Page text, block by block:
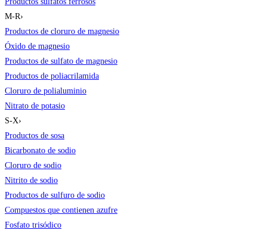
M-R›
Productos de cloruro de magnesio
Óxido de magnesio
Productos de sulfato de magnesio
Productos de poliacrilamida
Cloruro de polialuminio
Nitrato de potasio
S-X›
Productos de sosa
Bicarbonato de sodio
Cloruro de sodio
Nitrito de sodio
Productos de sulfuro de sodio
Compuestos que contienen azufre
Fosfato trisódico